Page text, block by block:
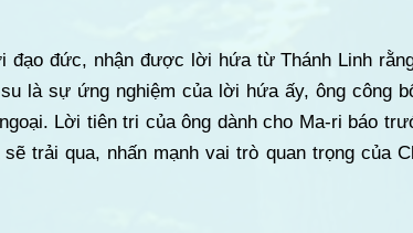
đạo đức, nhận được lời hứa từ Thánh Linh
là sự ứng nghiệm của lời hứa ấy, ông công
Lời tiên tri của ông dành cho Ma-ri báo
sẽ trải qua, nhấn mạnh vai trò quan trọng của